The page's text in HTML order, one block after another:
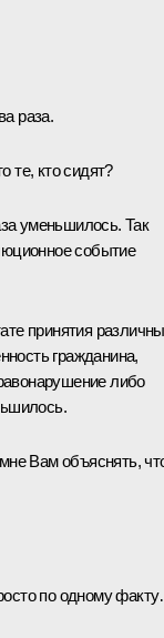
раза.
те, кто сидят?
уменьшилось. Так
событие
принятия
гражданина,
либо
Вам объяснять,
по одному